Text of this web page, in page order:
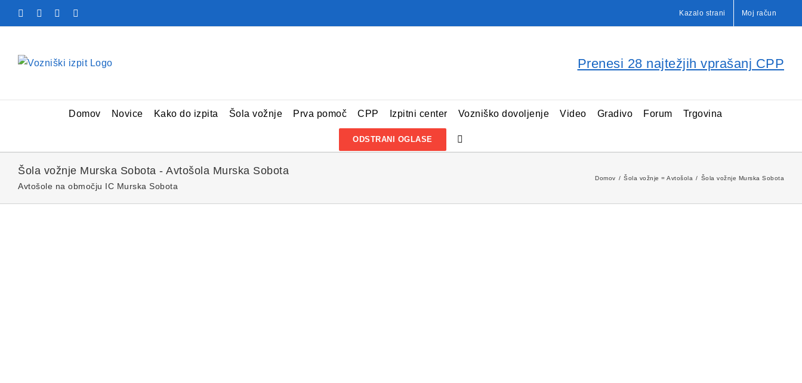
Skip
to
FacebookYouTube
Rss Kazalo strani Moj račun
Prenesi 28 najtežjih vprašanj CPP
Domov Novice Kako do izpita Šola vožnje Prva pomoč CPP Izpitni center Vozniško dovoljenje Video Gradivo Forum Trgovina
ODSTRANI OGLASE
Šola vožnje Murska Sobota - Avtošola Murska Sobota
Avtošole na območju IC Murska Sobota
Domov Šola vožnje = Avtošola Šola vožnje Murska Sobota